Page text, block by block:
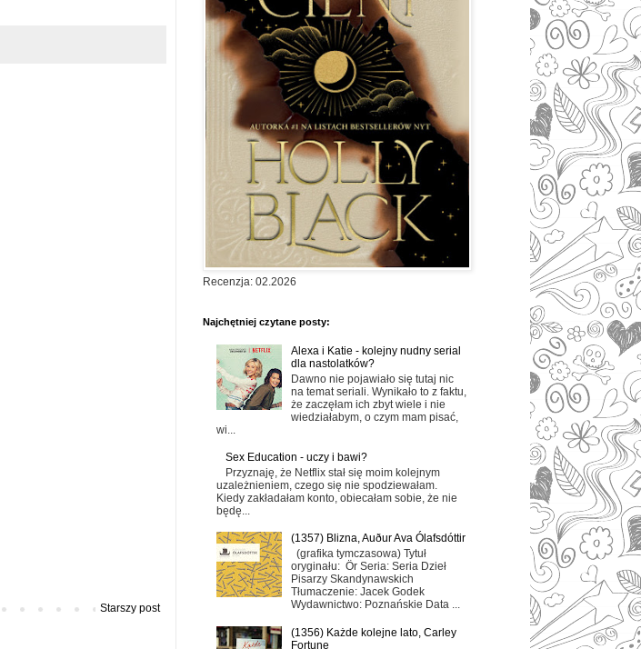
Starszy post
Recenzja: 02.2026
Najchętniej czytane posty:
Alexa i Katie - kolejny nudny serial
dla nastolatków?
Dawno nie pojawiało się tutaj nic
na temat seriali. Wynikało to z faktu,
że zaczęłam ich zbyt wiele i nie
wiedziałabym, o czym mam pisać,
wi...
Sex Education - uczy i bawi?
Przyznaję, że Netflix stał się moim kolejnym
uzależnieniem, czego się nie spodziewałam.
Kiedy zakładałam konto, obiecałam sobie, że nie
będę...
(1357) Blizna, Auður Ava Ólafsdóttir
(grafika tymczasowa) Tytuł
oryginału: Ör Seria: Seria Dzieł
Pisarzy Skandynawskich
Tłumaczenie: Jacek Godek
Wydawnictwo: Poznańskie Data ...
(1356) Każde kolejne lato, Carley
Fortune